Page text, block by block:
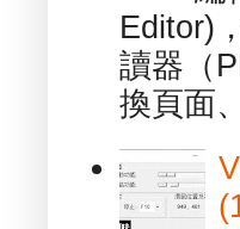
Editor)
讀器（
換頁面